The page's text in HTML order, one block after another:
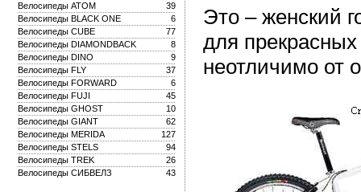
39
Велосипеды ATOM
6
Велосипеды BLACK ONE
77
Велосипеды CUBE
8
Велосипеды DIAMONDBACK
9
Велосипеды DINO
37
Велосипеды FLY
6
Велосипеды FORWARD
45
Велосипеды FUJI
10
Велосипеды GHOST
62
Велосипеды GIANT
127
Велосипеды MERIDA
94
Велосипеды STELS
26
Велосипеды TREK
43
Велосипеды СИБВЕЛЗ
Это – женский
для
неотличимо от